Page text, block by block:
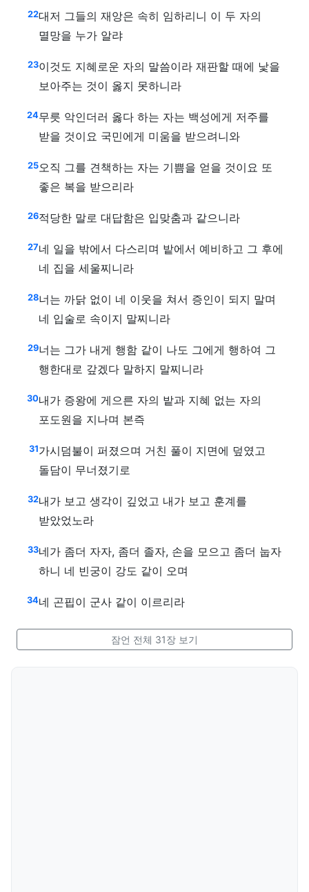
22대저 그들의 재앙은 속히 임하리니 이 두 자의
멸망을 누가 알랴
23이것도 지혜로운 자의 말씀이라 재판할 때에 낯을
보아주는 것이 옳지 못하니라
24무릇 악인더러 옳다 하는 자는 백성에게 저주를
받을 것이요 국민에게 미움을 받으려니와
25오직 그를 견책하는 자는 기쁨을 얻을 것이요 또
좋은 복을 받으리라
26적당한 말로 대답함은 입맞춤과 같으니라
27네 일을 밖에서 다스리며 밭에서 예비하고 그 후에
네 집을 세울찌니라
28너는 까닭 없이 네 이웃을 쳐서 증인이 되지 말며
네 입술로 속이지 말찌니라
29너는 그가 내게 행함 같이 나도 그에게 행하여 그
행한대로 갚겠다 말하지 말찌니라
30내가 증왕에 게으른 자의 밭과 지혜 없는 자의
포도원을 지나며 본즉
31가시덤불이 퍼졌으며 거친 풀이 지면에 덮였고
돌담이 무너졌기로
32내가 보고 생각이 깊었고 내가 보고 훈계를
받았었노라
33네가 좀더 자자, 좀더 졸자, 손을 모으고 좀더 눕자
하니 네 빈궁이 강도 같이 오며
34네 곤핍이 군사 같이 이르리라
잠언 전체 31장 보기